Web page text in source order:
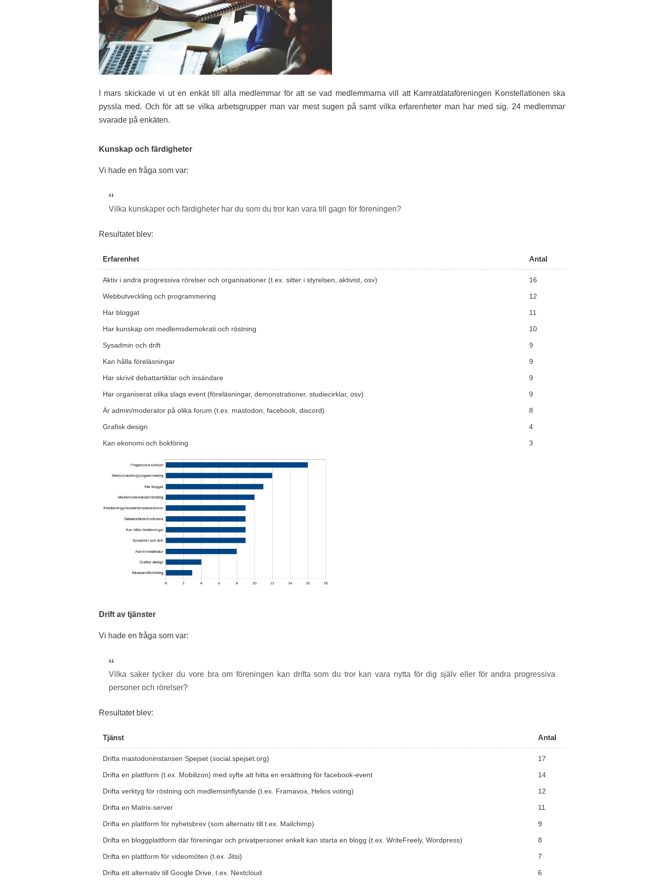
I mars skickade vi ut en enkät till alla medlemmar för att se vad medlemmarna vill att Kamratdataföreningen Konstellationen ska
pyssla med. Och för att se vilka arbetsgrupper man var mest sugen på samt vilka erfarenheter man har med sig. 24 medlemmar
svarade på enkäten.
Kunskap och färdigheter
Vi hade en fråga som var:
Vilka kunskaper och färdigheter har du som du tror kan vara till gagn för föreningen?
Resultatet blev:
Erfarenhet Antal
Aktiv i andra progressiva rörelser och organisationer (t.ex. sitter i styrelsen, aktivist, osv) 16
Webbutveckling och programmering 12
Har bloggat 11
Har kunskap om medlemsdemokrati och röstning 10
Sysadmin och drift 9
Kan hålla föreläsningar 9
Har skrivit debattartiklar och insändare 9
Har organiserat olika slags event (föreläsningar, demonstrationer, studiecirklar, osv) 9
Är admin/moderator på olika forum (t.ex. mastodon, facebook, discord) 8
Grafisk design 4
Kan ekonomi och bokföring 3
Drift av tjänster
Vi hade en fråga som var:
Vilka saker tycker du vore bra om föreningen kan drifta som du tror kan vara nytta för dig själv eller för andra progressiva
personer och rörelser?
Resultatet blev:
Tjänst Antal
Drifta mastodoninstansen Spejset (social.spejset.org) 17
Drifta en plattform (t.ex. Mobilizon) med syfte att hitta en ersättning för facebook-event 14
Drifta verktyg för röstning och medlemsinflytande (t.ex. Framavox, Helios voting) 12
Drifta en Matrix-server 11
Drifta en plattform för nyhetsbrev (som alternativ till t.ex. Mailchimp) 9
Drifta en bloggplattform där föreningar och privatpersoner enkelt kan starta en blogg (t.ex. WriteFreely, Wordpress) 8
Drifta en plattform för videomöten (t.ex. Jitsi) 7
Drifta ett alternativ till Google Drive, t.ex. Nextcloud 6